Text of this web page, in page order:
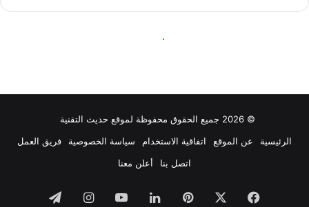
© 2026 جميع الحقوق محفوظة لموقع حديث التقنية
الرئيسية
عن الموقع اتفاقية الاستخدام سياسة الخصوصية
فريق العمل
اتصل بنا
أعلن معنا
فيسبوك بينتيريستلينكدإن ‫YouTubeانستقرام